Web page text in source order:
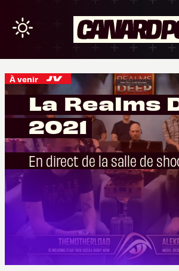
À venir
La Realms
2021
En direct de la salle de